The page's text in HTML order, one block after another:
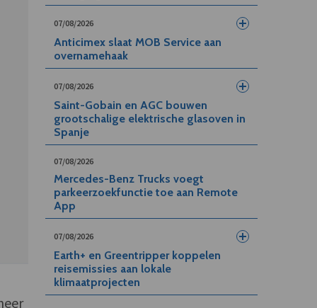
07/08/2026
Anticimex slaat MOB Service aan
overnamehaak
07/08/2026
Saint-Gobain en AGC bouwen
grootschalige elektrische glasoven in
Spanje
07/08/2026
Mercedes-Benz Trucks voegt
parkeerzoekfunctie toe aan Remote
App
07/08/2026
Earth+ en Greentripper koppelen
reisemissies aan lokale
klimaatprojecten